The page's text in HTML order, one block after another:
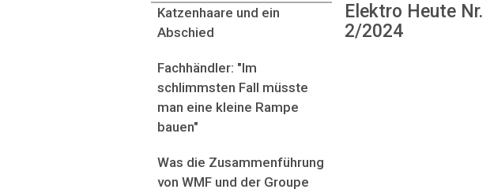
Elektro Heute Nr.
2/2024
Katzenhaare und ein
Abschied
Fachhändler: "Im
schlimmsten Fall müsste
man eine kleine Rampe
bauen"
Was die Zusammenführung
von WMF und der Groupe